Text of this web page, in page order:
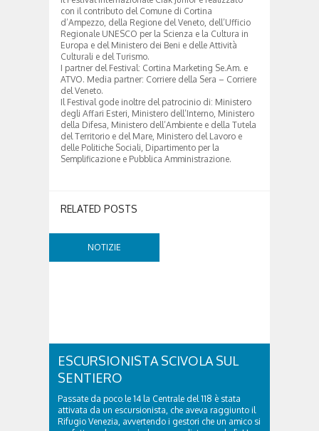
con il contributo del Comune di Cortina
d’Ampezzo, della Regione del Veneto, dell’Ufficio
Regionale UNESCO per la Scienza e la Cultura in
Europa e del Ministero dei Beni e delle Attività
Culturali e del Turismo.
I partner del Festival: Cortina Marketing Se.Am. e
ATVO. Media partner: Corriere della Sera – Corriere
del Veneto.
Il Festival gode inoltre del patrocinio di: Ministero
degli Affari Esteri, Ministero dell’Interno, Ministero
della Difesa, Ministero dell’Ambiente e della Tutela
del Territorio e del Mare, Ministero del Lavoro e
delle Politiche Sociali, Dipartimento per la
Semplificazione e Pubblica Amministrazione.
RELATED POSTS
NOTIZIE
ESCURSIONISTA SCIVOLA SUL
SENTIERO
Passate da poco le 14 la Centrale del 118 è stata
attivata da un escursionista, che aveva raggiunto il
Rifugio Venezia, avvertendo i gestori che un amico si